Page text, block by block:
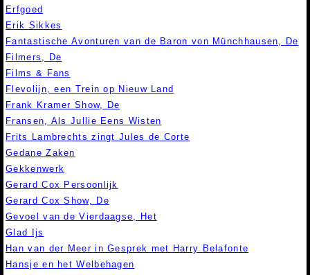
Erfgoed
Erik Sikkes
Fantastische Avonturen van de Baron von Münchhausen, De
Filmers, De
Films & Fans
Flevolijn, een Trein op Nieuw Land
Frank Kramer Show, De
Fransen, Als Jullie Eens Wisten
Frits Lambrechts zingt Jules de Corte
Gedane Zaken
Gekkenwerk
Gerard Cox Persoonlijk
Gerard Cox Show, De
Gevoel van de Vierdaagse, Het
Glad Ijs
Han van der Meer in Gesprek met Harry Belafonte
Hansje en het Welbehagen